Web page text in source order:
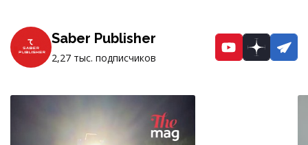
Saber Publisher
2,27 тыс. подписчиков
YouTubeDzen